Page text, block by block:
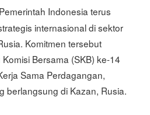
Indonesia terus
internasional di sektor
Komitmen tersebut
Bersama (SKB) ke-14
Sama Perdagangan,
berlangsung di Kazan, Rusia.